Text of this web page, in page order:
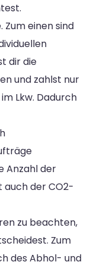
Zum einen sind
dir die
und zahlst nur
Lkw. Dadurch
Anzahl der
auch der CO2-
zu beachten,
Zum
des Abhol- und